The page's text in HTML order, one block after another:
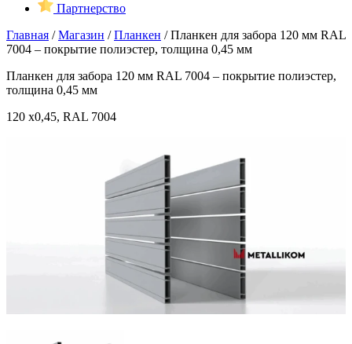
Партнерство
Главная /Магазин /Планкен /Планкен для забора 120 мм RAL
7004 – покрытие полиэстер, толщина 0,45 мм
Планкен для забора 120 мм RAL 7004 – покрытие полиэстер,
толщина 0,45 мм
120 x0,45, RAL 7004